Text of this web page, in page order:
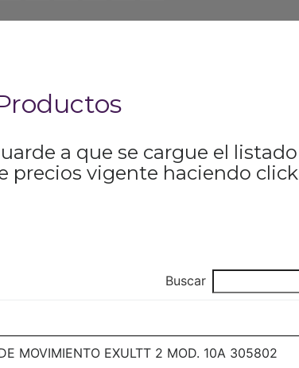
a que se cargue el listado
precios vigente haciendo click
Buscar
MOVIMIENTO EXULTT 2 MOD. 10A 305802